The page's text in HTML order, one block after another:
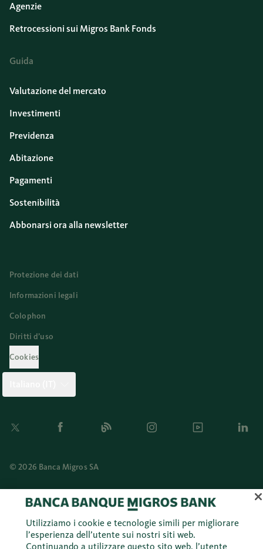
Agenzie
Retrocessioni sui Migros Bank Fonds
Guida
Valutazione del mercato
Investimenti
Previdenza
Abitazione
Pagamenti
Sostenibilità
Abbonarsi ora alla newsletter
Protezione dei dati
Informazioni legali
Colophon
Diritti d’uso
Cookies
Twitter Facebook Blog Instagram Youtube
© 2026 Banca Migros SA
Utilizziamo i cookie e tecnologie simili per migliorare
l’esperienza dell’utente sui nostri siti web.
Continuando a utilizzare questo sito web, l’utente